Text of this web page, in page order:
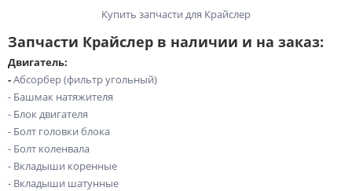
Купить запчасти для Крайслер
Запчасти Крайслер в наличии и на заказ:
Двигатель:
-Абсорбер (фильтр угольный)
- Башмак натяжителя
- Блок двигателя
- Болт головки блока
- Болт коленвала
- Вкладыши коренные
- Вкладыши шатунные